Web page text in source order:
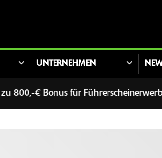
UNTERNEHMEN
für Führerscheinerwerber ---